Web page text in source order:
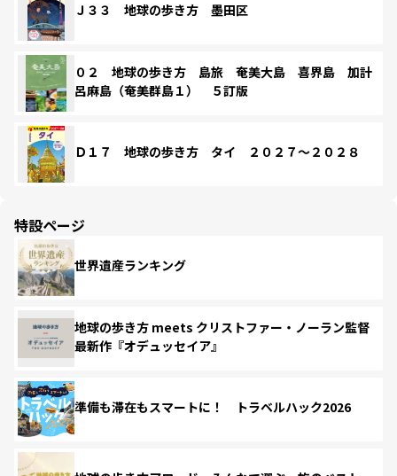
Ｊ３３ 地球の歩き方 墨田区
０２ 地球の歩き方 島旅 奄美大島 喜界島 加計
呂麻島（奄美群島１） ５訂版
Ｄ１７ 地球の歩き方 タイ ２０２７～２０２８
特設ページ
世界遺産ランキング
地球の歩き方 meets クリストファー・ノーラン監督
最新作『オデュッセイア』
準備も滞在もスマートに！ トラベルハック2026